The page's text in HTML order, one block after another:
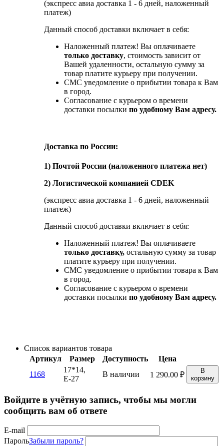
(экспресс авиа доставка 1 - 6 дней, наложенный
платеж)
Данный способ доставки включает в себя:
Наложенный платеж! Вы оплачиваете
только доставку, стоимость зависит от
Вашей удаленности, остальную сумму за
товар платите курьеру при получении.
СМС уведомление о прибытии товара к Вам
в город.
Согласование с курьером о времени
доставки посылки по удобному Вам адресу.
Доставка по России:
1) Почтой России (наложенного платежа нет)
2) Логистической компанией CDEK
(экспресс авиа доставка 1 - 6 дней, наложенный
платеж)
Данный способ доставки включает в себя:
Наложенный платеж! Вы оплачиваете
только доставку, остальную сумму за товар
платите курьеру при получении.
СМС уведомление о прибытии товара к Вам
в город.
Согласование с курьером о времени
доставки посылки по удобному Вам адресу.
Список вариантов товара
Артикул
Размер Доступность
Цена
1168
17*14,
Е-27
В наличии 1 290.00 ₽
В
корзину
Войдите в учётную запись, чтобы мы могли
сообщить вам об ответе
E-mail
ПарольЗабыли пароль?